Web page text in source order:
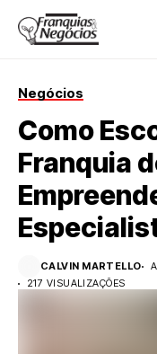
Negócios
Como
Franquia
CALVIN MARTELLO
217 VISUALIZAÇÕES